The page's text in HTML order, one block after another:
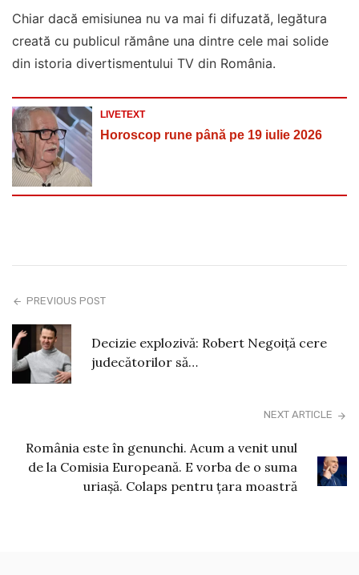
Chiar dacă emisiunea nu va mai fi difuzată, legătura
creată cu publicul rămâne una dintre cele mai solide
din istoria divertismentului TV din România.
LIVETEXT
Horoscop rune până pe 19 iulie 2026
PREVIOUS POST
Decizie explozivă: Robert Negoiță cere
judecătorilor să…
NEXT ARTICLE
România este în genunchi. Acum a venit unul
de la Comisia Europeană. E vorba de o suma
uriașă. Colaps pentru țara moastră